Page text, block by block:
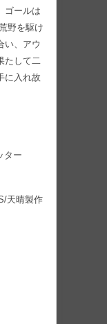
ゴールは
野を駆け
い、アウ
たして二
に入れ故
ター
天晴製作